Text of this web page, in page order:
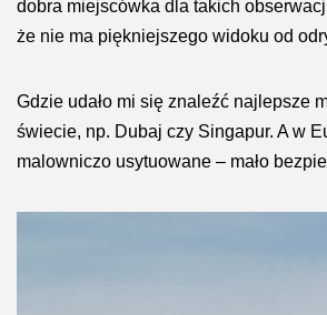
dobra miejscówka dla takich
że nie ma piękniejszego widoku od
Gdzie udało mi się znaleźć najlepsze
świecie, np. Dubaj czy Singapur. A w
malowniczo usytuowane – mało